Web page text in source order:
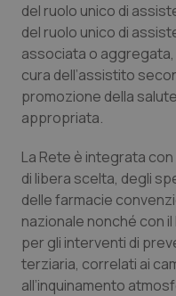
del ruolo unico di
del ruolo unico di
associata o
cura dell’assistito
promozione della
appropriata.
La Rete è integrata
di libera scelta, degli
delle farmacie
nazionale nonché con
per gli interventi di
terziaria, correlati ai
all’inquinamento